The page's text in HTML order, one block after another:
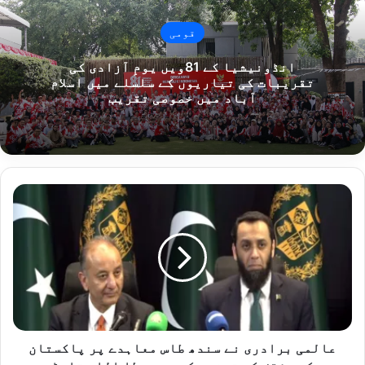
قومی
انڈونیشیا کے 81ویں یومِ آزادی کی
تقریبات کی تیاریوں کے سلسلے میں اسلام
آباد میں خصوصی تقریب
عالمی
برادری
معاہدے
پاکستان
کے
مؤقفعالمی برادری نے سندھ طاس معاہدے پر پاکستان